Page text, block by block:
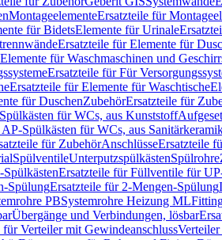
MontageelementeErsatzteile für
für BidetsElemente für Urinale
Ersatzteile für Elemente für
für Waschmaschinen und
Ersatzteile für Für
Ersatzteile für Elemente für Waschtische
für DuschenZubehörErsatzteile für
für WCs, aus Kunststoff
Spülkästen für WCs, aus
für ZubehörAnschlüsseErsatzteile
SpülventileUnterputzspülkästenSpülrohre
Ersatzteile für Füllventile für
SpülungErsatzteile für 2-Mengen-Spülung
PBSystemrohre Heizung ML
Übergänge und Verbindungen, lösbar
für Verteiler mit GewindeanschlussVerteiler